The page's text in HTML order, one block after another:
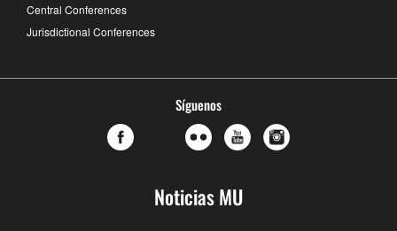
Central Conferences
Jurisdictional Conferences
Síguenos
Noticias MU